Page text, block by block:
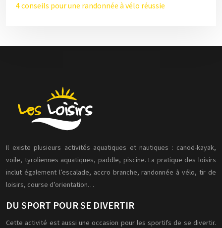
4 conseils pour une randonnée à vélo réussie
Il existe plusieurs activités aquatiques et nautiques : canoë-kayak,
voile, tyroliennes aquatiques, paddle, piscine. La pratique des loisirs
inclut également l’escalade, accro branche, randonnée à vélo, tir de
loisirs, course d’orientation…
DU SPORT POUR SE DIVERTIR
Cette activité est aussi une occasion pour les sportifs de se divertir.